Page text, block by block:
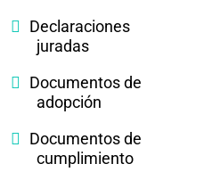
Declaraciones
juradas
Documentos de
adopción
Documentos de
cumplimiento